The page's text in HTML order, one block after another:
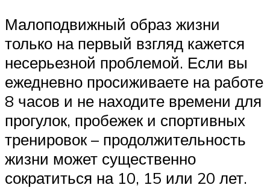
Малоподвижный образ жизни
только на первый взгляд кажется
несерьезной проблемой. Если вы
ежедневно просиживаете на работе
8 часов и не находите времени для
прогулок, пробежек и спортивных
тренировок – продолжительность
жизни может существенно
сократиться на 10, 15 или 20 лет.